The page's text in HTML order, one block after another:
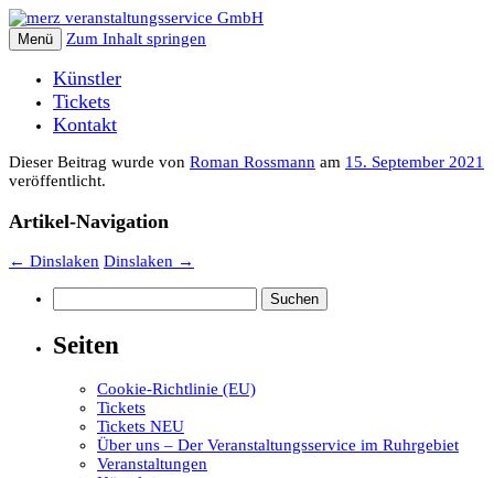
Menü Zum Inhalt springen
Künstler
Tickets
Kontakt
Dieser Beitrag wurde von Roman Rossmann am 15. September 2021
veröffentlicht.
Artikel-Navigation
← Dinslaken Dinslaken →
nach:
Seiten
Cookie-Richtlinie (EU)
Tickets
Tickets NEU
Über uns – Der Veranstaltungsservice im Ruhrgebiet
Veranstaltungen